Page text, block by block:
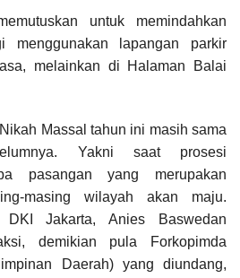
untuk memindahkan
menggunakan lapangan parkir
melainkan di Halaman Balai
Massal tahun ini masih sama
Yakni saat prosesi
pasangan yang merupakan
masing wilayah akan maju.
DKI Jakarta, Anies Baswedan
demikian pula Forkopimda
Daerah) yang diundang,